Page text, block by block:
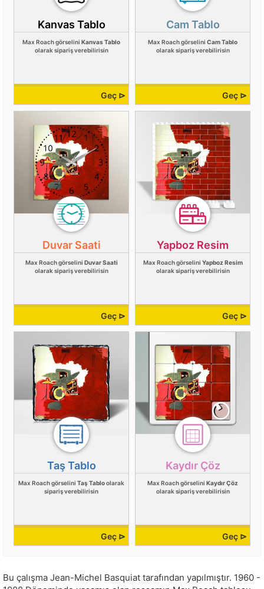
Kanvas Tablo
Max Roach görselini Kanvas Tablo
olarak sipariş verebilirisin
Geç ⊳
Cam Tablo
Max Roach görselini Cam Tablo
olarak sipariş verebilirisin
Geç ⊳
Duvar Saati
Max Roach görselini Duvar Saati
olarak sipariş verebilirisin
Geç ⊳
Yapboz Resim
Max Roach görselini Yapboz Resim
olarak sipariş verebilirisin
Geç ⊳
Taş Tablo
Max Roach görselini Taş Tabloolarak
sipariş verebilirisin
Geç ⊳
Kaydır Çöz
Max Roach görselini Kaydır Çöz
olarak sipariş verebilirisin
Geç ⊳
Bu çalışma Jean-Michel Basquiat tarafından yapılmıştır. 1960 -